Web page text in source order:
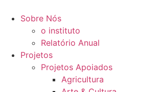
para
conteúdo
Sobre Nós
o instituto
Relatório Anual
Projetos
Projetos Apoiados
Agricultura